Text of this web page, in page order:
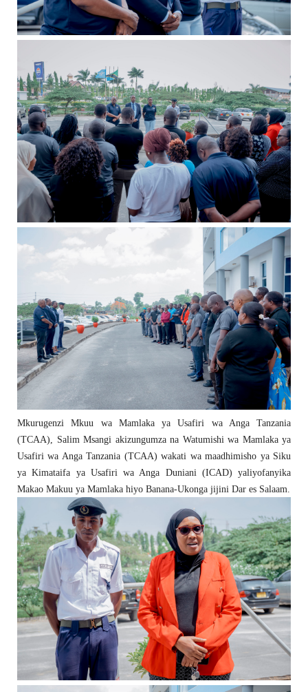
Mkurugenzi Mkuu wa Mamlaka ya Usafiri wa Anga Tanzania
(TCAA), Salim Msangi akizungumza na Watumishi wa Mamlaka ya
Usafiri wa Anga Tanzania (TCAA) wakati wa maadhimisho ya Siku
ya Kimataifa ya Usafiri wa Anga Duniani (ICAD) yaliyofanyika
Makao Makuu ya Mamlaka hiyo Banana-Ukonga jijini Dar es Salaam.